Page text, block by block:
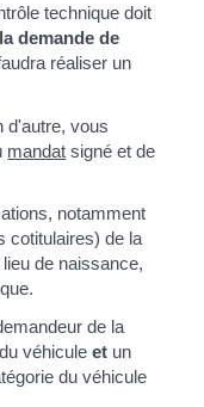
technique doit
demande de
réaliser un
d'autre, vous
mandat signé et de
notamment
cotitulaires) de la
de naissance,
de la
véhiculeet un
du véhicule